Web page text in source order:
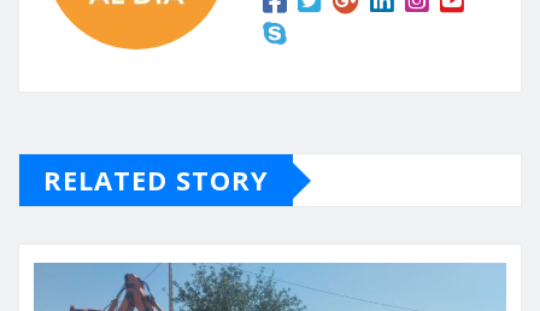
RELATED STORY